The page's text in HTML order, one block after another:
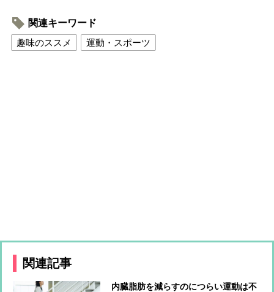
関連キーワード
趣味のススメ
運動・スポーツ
関連記事
内臓脂肪を減らすのにつらい運動は不